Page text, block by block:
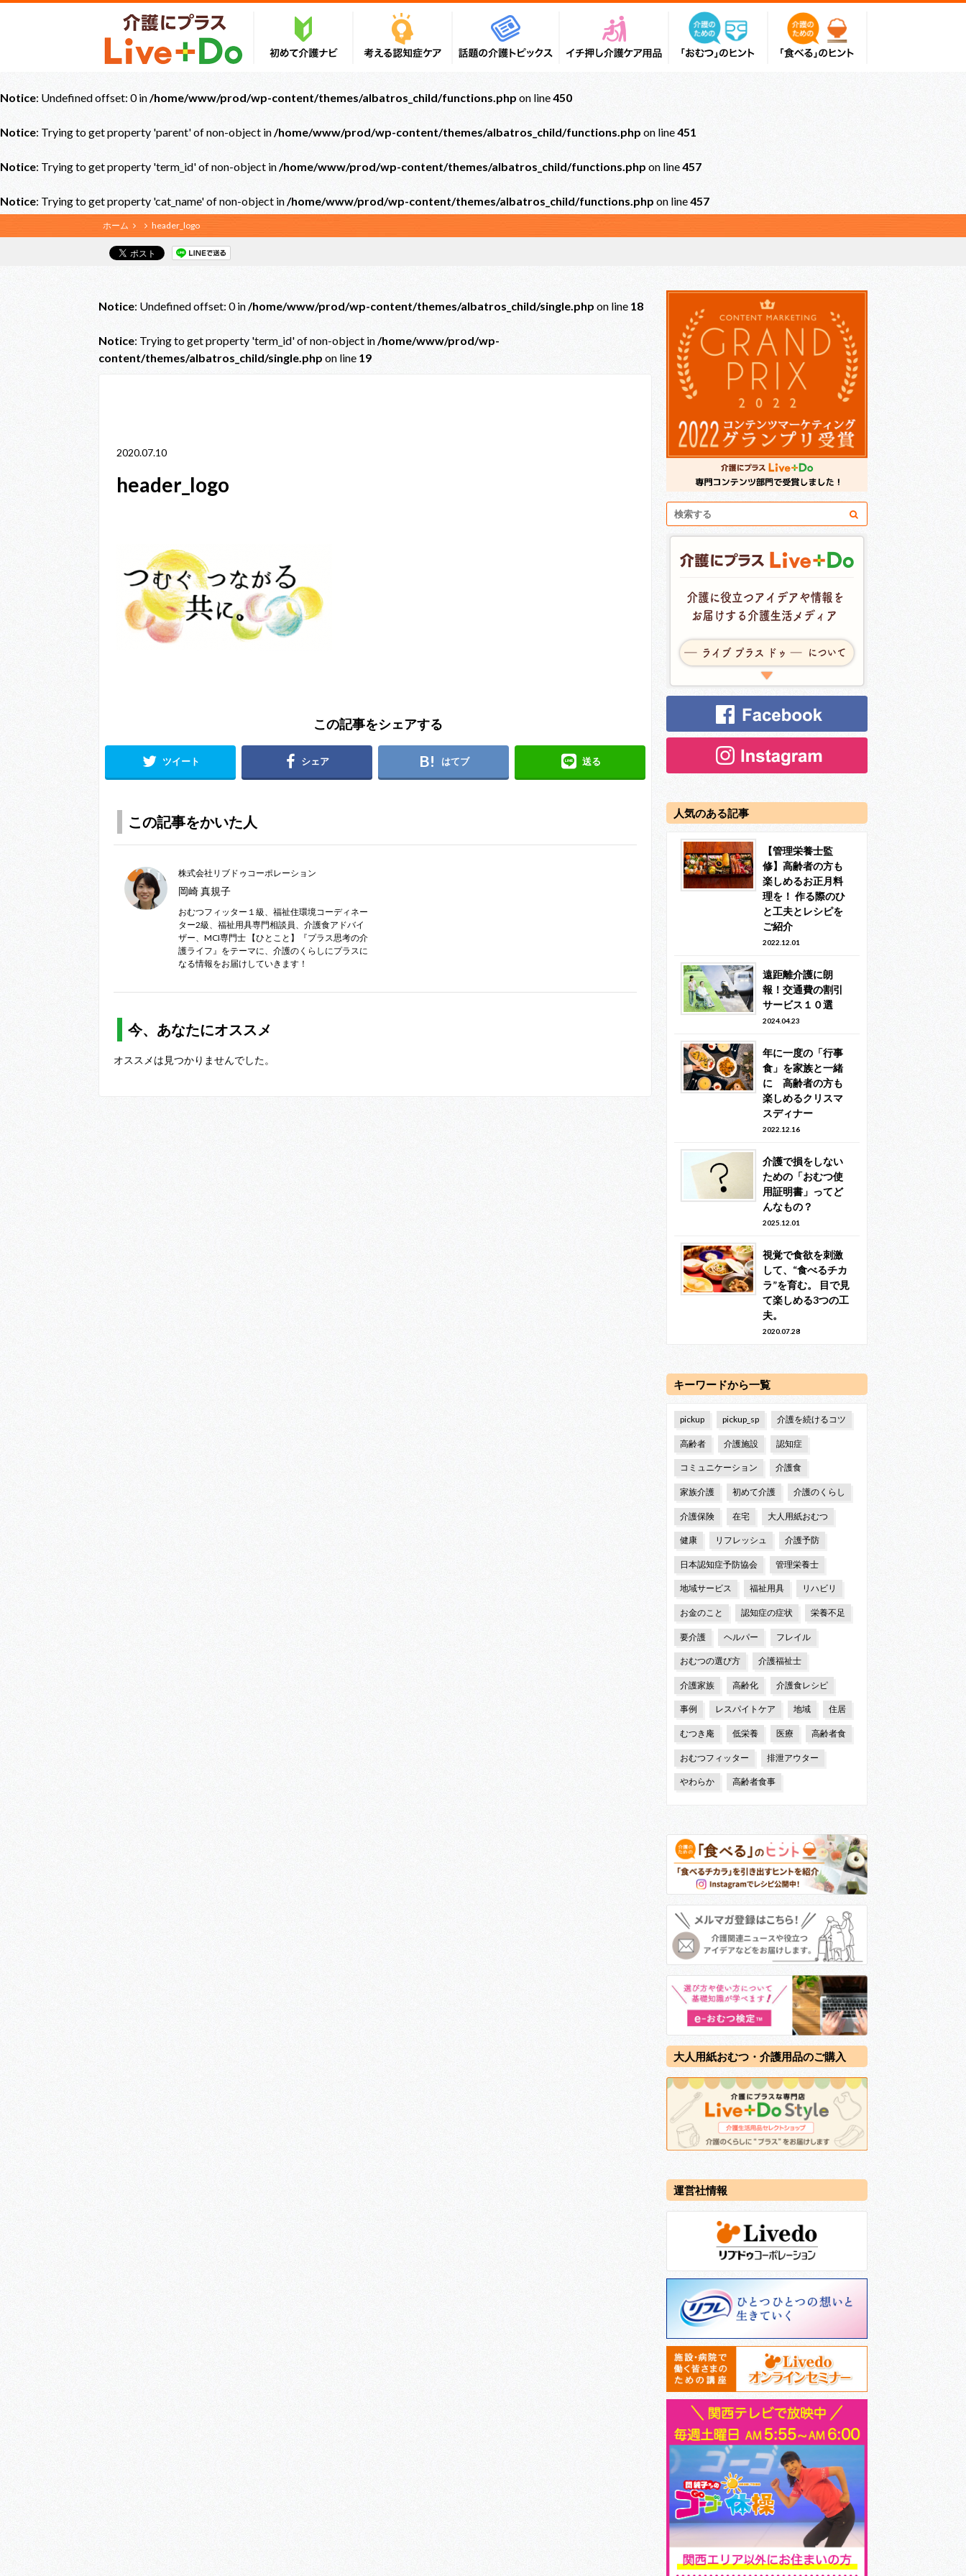
Notice: Undefined offset: 0 in/home/www/prod/wp-content/themes/albatros_child/functions.php on line450
Notice: Trying to get property 'parent' of non-object in/home/www/prod/wp-content/themes/albatros_child/functions.php on line451
Notice: Trying to get property 'term_id' of non-object in/home/www/prod/wp-content/themes/albatros_child/functions.php on line457
Notice: Trying to get property 'cat_name' of non-object in/home/www/prod/wp-content/themes/albatros_child/functions.php on line457
ホーム header_logo
Notice: Undefined offset: 0 in/home/www/prod/wp-content/themes/albatros_child/single.php on line 18
Notice: Trying to get property 'term_id' of non-object in/home/www/prod/wp-
content/themes/albatros_child/single.php on line 19
2020.07.10
header_logo
この記事をシェアする
ツイート シェア はてブ 送る
この記事をかいた人
株式会社リブドゥコーポレーション
岡崎 真規子
おむつフィッター１級、福祉住環境コーディネー
ター2級、福祉用具専門相談員、介護食アドバイ
ザー、MCI専門士 【ひとこと】『プラス思考の介
護ライフ』をテーマに、介護のくらしにプラスに
なる情報をお届けしていきます！
今、あなたにオススメ
オススメは見つかりませんでした。
人気のある記事
【管理栄養士監
修】高齢者の方も
楽しめるお正月料
理を！ 作る際のひ
と工夫とレシピを
ご紹介
2022.12.01
遠距離介護に朗
報！交通費の割引
サービス１０選
2024.04.23
年に一度の「行事
食」を家族と一緒
に 高齢者の方も
楽しめるクリスマ
スディナー
2022.12.16
介護で損をしない
ための「おむつ使
用証明書」ってど
んなもの？
2025.12.01
視覚で食欲を刺激
して、“食べるチカ
ラ”を育む。 目で見
て楽しめる3つの工
夫。
2020.07.28
キーワードから一覧
pickup pickup_sp 介護を続けるコツ
高齢者 介護施設 認知症
コミュニケーション 介護食
家族介護 初めて介護 介護のくらし
介護保険 在宅 大人用紙おむつ
健康 リフレッシュ 介護予防
日本認知症予防協会 管理栄養士
地域サービス 福祉用具 リハビリ
お金のこと 認知症の症状 栄養不足
要介護 ヘルパー フレイル
おむつの選び方 介護福祉士
介護家族 高齢化 介護食レシピ
事例 レスパイトケア 地域 住居
むつき庵 低栄養 医療 高齢者食
おむつフィッター 排泄アウター
やわらか 高齢者食事
大人用紙おむつ・介護用品のご購入
運営社情報